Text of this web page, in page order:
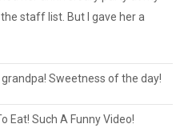
staff list. But I gave her a
Sweetness of the day!
Eat! Such A Funny Video!